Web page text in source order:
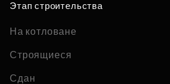
Этап строительства
На котловане
Строящиеся
Сдан